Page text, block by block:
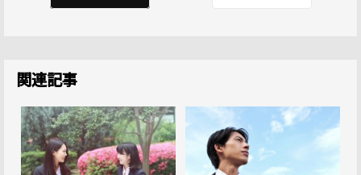
関連記事